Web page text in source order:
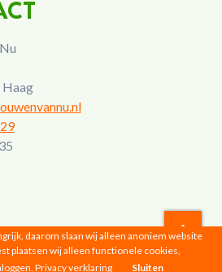
Haag
© 2026 |Privacyverklaring
daarom slaan wij alleen anoniem website
plaatsen wij alleen functionele cookies,
Privacy verklaring Sluiten